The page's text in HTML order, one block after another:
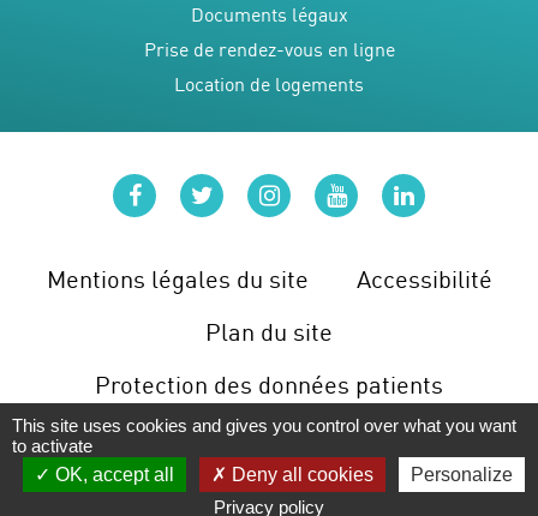
Documents légaux
Prise de rendez-vous en ligne
Location de logements
Mentions légales du site
Accessibilité
Plan du site
Protection des données patients
Gérer les cookies
facebooktwitterinstagram
youtubelinkedin
This site uses cookies and gives you control over what you want
to activate
OK, accept all
Deny all cookies
Personalize
Privacy policy